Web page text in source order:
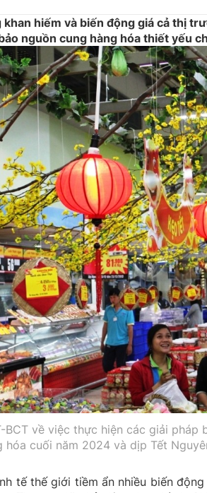
khan hiếm và biến động giá cả thị
nguồn cung hàng hóa thiết yếu
BCT về việc thực hiện các giải
hóa cuối năm 2024 và dịp Tết
tế thế giới tiềm ẩn nhiều biến